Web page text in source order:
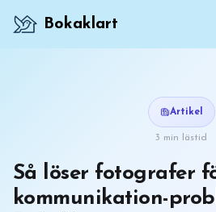
Bokaklart
Artikel
3 min lästid
Så löser fotografer
kommunikation-